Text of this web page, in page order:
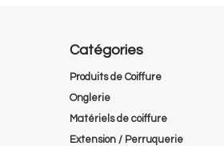
Catégories
Produits de Coiffure
Onglerie
Matériels de coiffure
Extension / Perruquerie